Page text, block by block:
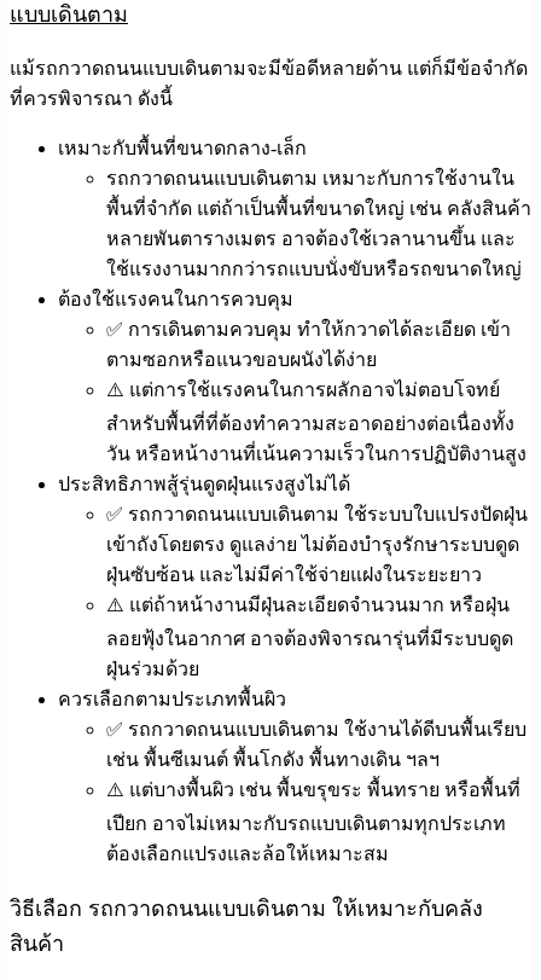
แบบเดินตาม
แม้รถกวาดถนนแบบเดินตามจะมีข้อดีหลายด้าน แต่ก็มีข้อจำกัด
ที่ควรพิจารณา ดังนี้
เหมาะกับพื้นที่ขนาดกลาง-เล็ก
รถกวาดถนนแบบเดินตาม เหมาะกับการใช้งานใน
พื้นที่จำกัด แต่ถ้าเป็นพื้นที่ขนาดใหญ่ เช่น คลังสินค้า
หลายพันตารางเมตร อาจต้องใช้เวลานานขึ้น และ
ใช้แรงงานมากกว่ารถแบบนั่งขับหรือรถขนาดใหญ่
ต้องใช้แรงคนในการควบคุม
✅ การเดินตามควบคุม ทำให้กวาดได้ละเอียด เข้า
ตามซอกหรือแนวขอบผนังได้ง่าย
⚠️ แต่การใช้แรงคนในการผลักอาจไม่ตอบโจทย์
สำหรับพื้นที่ที่ต้องทำความสะอาดอย่างต่อเนื่องทั้ง
วัน หรือหน้างานที่เน้นความเร็วในการปฏิบัติงานสูง
ประสิทธิภาพสู้รุ่นดูดฝุ่นแรงสูงไม่ได้
✅ รถกวาดถนนแบบเดินตาม ใช้ระบบใบแปรงปัดฝุ่น
เข้าถังโดยตรง ดูแลง่าย ไม่ต้องบำรุงรักษาระบบดูด
ฝุ่นซับซ้อน และไม่มีค่าใช้จ่ายแฝงในระยะยาว
⚠️ แต่ถ้าหน้างานมีฝุ่นละเอียดจำนวนมาก หรือฝุ่น
ลอยฟุ้งในอากาศ อาจต้องพิจารณารุ่นที่มีระบบดูด
ฝุ่นร่วมด้วย
ควรเลือกตามประเภทพื้นผิว
✅ รถกวาดถนนแบบเดินตาม ใช้งานได้ดีบนพื้นเรียบ
เช่น พื้นซีเมนต์ พื้นโกดัง พื้นทางเดิน ฯลฯ
⚠️ แต่บางพื้นผิว เช่น พื้นขรุขระ พื้นทราย หรือพื้นที่
เปียก อาจไม่เหมาะกับรถแบบเดินตามทุกประเภท
ต้องเลือกแปรงและล้อให้เหมาะสม
วิธีเลือก รถกวาดถนนแบบเดินตาม ให้เหมาะกับคลัง
สินค้า